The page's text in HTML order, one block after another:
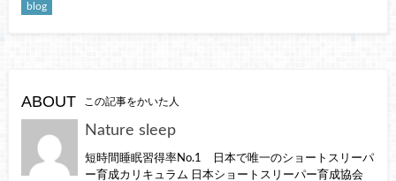
blog
ABOUT この記事をかいた人
Nature sleep
短時間睡眠習得率No.1 日本で唯一のショートスリーパ
ー育成カリキュラム 日本ショートスリーパー育成協会